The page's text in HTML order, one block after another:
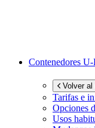
Contenedores U-
Volver al
Tarifas e
Opciones
Usos